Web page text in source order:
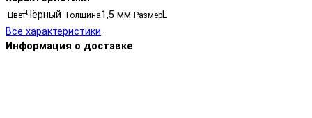
ЦветЧёрный Толщина1,5 мм РазмерL
Все характеристики
Информация о доставке